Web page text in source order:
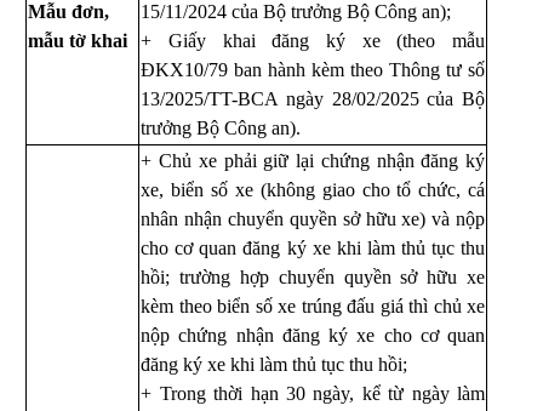
Mẫu đơn,
mẫu tờ khai
15/11/2024 của Bộ trưởng Bộ Công an);
+ Giấy khai đăng ký xe (theo mẫu
ĐKX10/79 ban hành kèm theo Thông tư số
13/2025/TT-BCA ngày 28/02/2025của Bộ
trưởng Bộ Công an).
+ Chủ xe phải giữ lại chứng nhận đăng ký
xe, biển số xe (không giao cho tổ chức, cá
nhân nhận chuyển quyền sở hữu xe) và nộp
cho cơ quan đăng ký xe khi làm thủ tục thu
hồi; trường hợp chuyển quyền sở hữu xe
kèm theo biển số xe trúng đấu giá thì chủ xe
nộp chứng nhận đăng ký xe cho cơ quan
đăng ký xe khi làm thủ tục thu hồi;
+ Trong thời hạn 30 ngày, kể từ ngày làm